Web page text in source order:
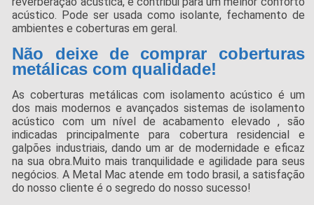
acústico. Pode ser usada como isolante, fechamento de
ambientes e coberturas em geral.
Não deixe de comprar coberturas
metálicas com qualidade!
As coberturas metálicas com isolamento acústico é um
dos mais modernos e avançados sistemas de isolamento
acústico com um nível de acabamento elevado , são
indicadas principalmente para cobertura residencial e
galpões industriais, dando um ar de modernidade e eficaz
na sua obra.Muito mais tranquilidade e agilidade para seus
negócios. A Metal Mac atende em todo brasil, a satisfação
do nosso cliente é o segredo do nosso sucesso!